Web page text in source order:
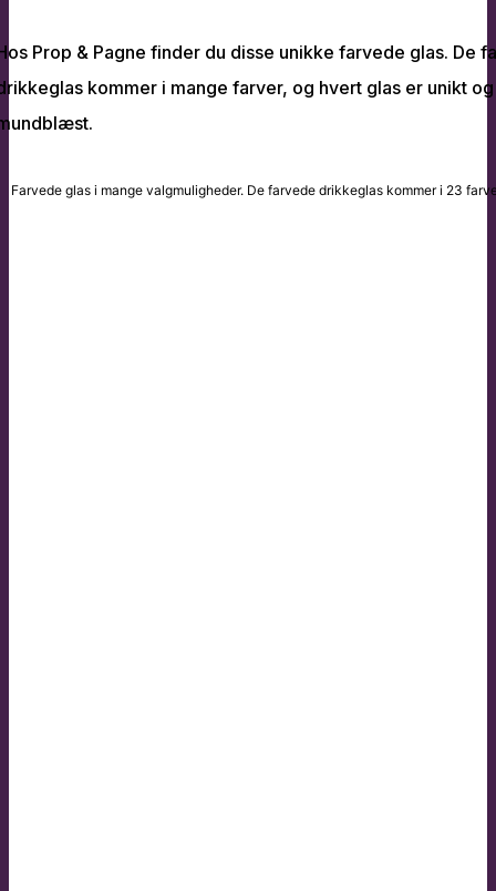
Prop & Pagne finder du disse unikke farvede glas. De
kommer i mange farver, og hvert glas er unikt og